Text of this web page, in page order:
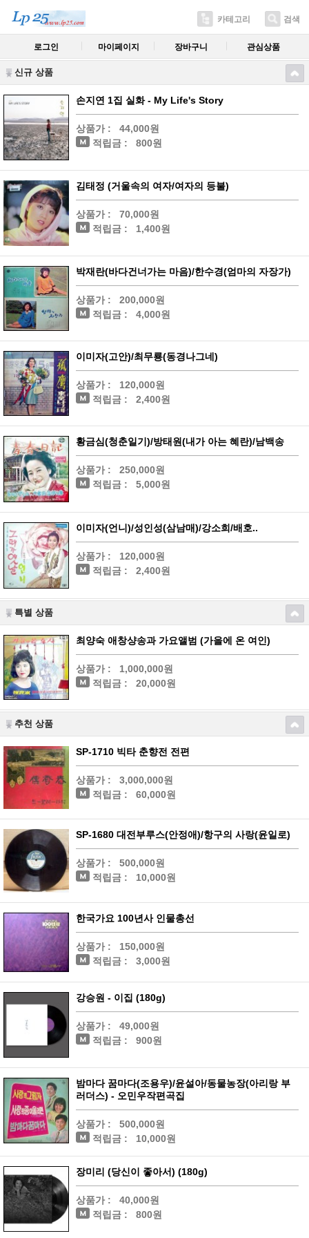
카테고리 검색
로그인 마이페이지 장바구니 관심상품
신규 상품
손지연 1집 실화 - My Life's Story
상품가 :
44,000원
적립금 :
800원
김태정 (거울속의 여자/여자의 등불)
상품가 :
70,000원
적립금 :
1,400원
박재란(바다건너가는 마음)/한수경(엄마의 자장가)
상품가 :
200,000원
적립금 :
4,000원
이미자(고안)/최무룡(동경나그네)
상품가 :
120,000원
적립금 :
2,400원
황금심(청춘일기)/방태원(내가 아는 혜란)/남백송
상품가 :
250,000원
적립금 :
5,000원
이미자(언니)/성인성(삼남매)/강소희/배호..
상품가 :
120,000원
적립금 :
2,400원
특별 상품
최양숙 애창샹송과 가요앨범 (가을에 온 여인)
상품가 :
1,000,000원
적립금 :
20,000원
추천 상품
SP-1710 빅타 춘향전 전편
상품가 :
3,000,000원
적립금 :
60,000원
SP-1680 대전부루스(안정애)/항구의 사랑(윤일로)
상품가 :
500,000원
적립금 :
10,000원
한국가요 100년사 인물총선
상품가 :
150,000원
적립금 :
3,000원
강승원 - 이집 (180g)
상품가 :
49,000원
적립금 :
900원
밤마다 꿈마다(조용우)/윤설아/동물농장(아리랑 부
러더스) - 오민우작편곡집
상품가 :
500,000원
적립금 :
10,000원
장미리 (당신이 좋아서) (180g)
상품가 :
40,000원
적립금 :
800원